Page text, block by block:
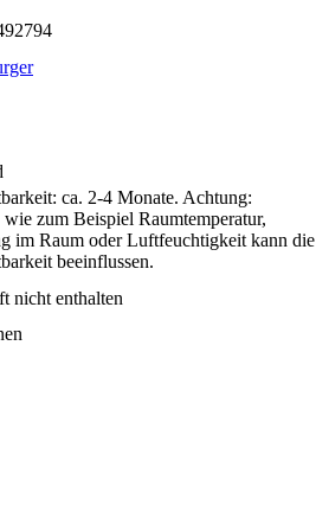
ca. 2-4 Monate. Achtung:
zum Beispiel Raumtemperatur,
im Raum oder Luftfeuchtigkeit kann die
beeinflussen.
nicht enthalten